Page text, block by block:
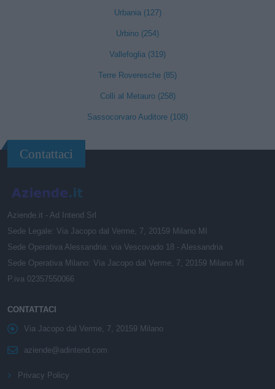
Urbania (127)
Urbino (254)
Vallefoglia (319)
Terre Roveresche (85)
Colli al Metauro (258)
Sassocorvaro Auditore (108)
Contattaci
Aziende.it - Ad Intend Srl
Sede Legale: Via Jacopo dal Verme, 7, 20159 Milano MI
Sede Operativa Alessandria: via Vescovado 18 - Alessandria
Sede Operativa Milano: Via Jacopo dal Verme, 7, 20159 Milano MI
P.iva 02357550066
CONTATTACI
Via Jacopo dal Verme, 7, 20159 Milano
aziende@adintend.com
Privacy Policy